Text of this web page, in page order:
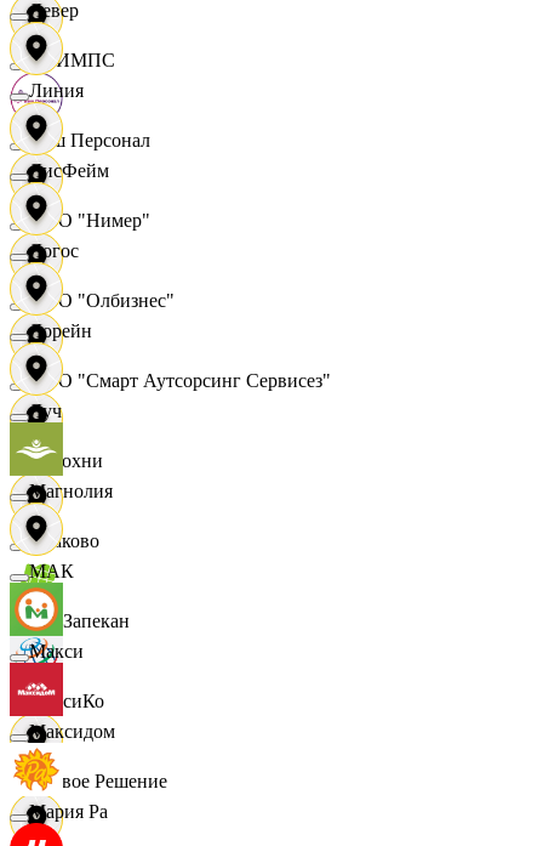
ОЛИМПС
Ваш Персонал
ООО "Нимер"
ООО "Олбизнес"
ООО "Смарт Аутсорсинг Сервисез"
Отдохни
Очаково
ПанЗапекан
ПепсиКо
Первое Решение
Левер
Линия
ЛисФейм
Логос
Лорейн
Луч
Магнолия
МАК
Макси
Максидом
Мария Ра